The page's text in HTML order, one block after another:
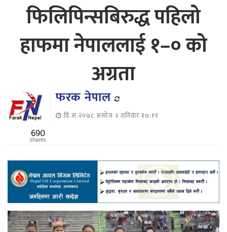
फिलिपिन्सबिरुद्ध पहिलो
हाफमा नेपाललाई १–० को
अग्रता
फरक नेपाल
वि.सं.२०७८ असोज २ शनिवार १७:११
690
shares